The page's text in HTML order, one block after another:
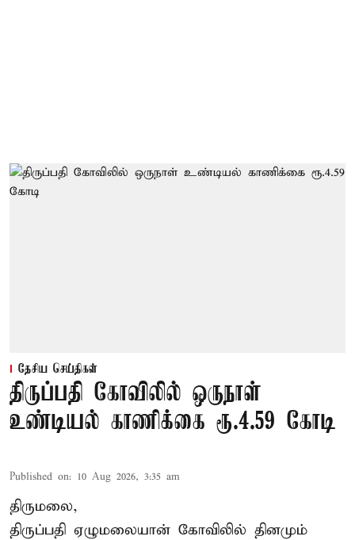
தேசிய செய்திகள்
திருப்பதி கோவிலில் ஒருநாள்
உண்டியல் காணிக்கை ரூ.4.59 கோடி
Published on: 10 Aug 2026, 3:35 am
திருமலை,
திருப்பதி ஏழுமலையான் கோவிலில் தினமும்